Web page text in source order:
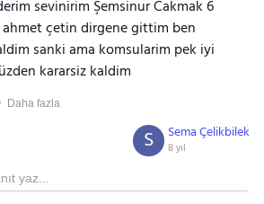
sevinirim Şemsinur Cakmak 6
çetin dirgene gittim ben
sanki ama komsularim pek iyi
kararsiz kaldim
Daha fazla
Sema Çelikbilek
8 yıl
S